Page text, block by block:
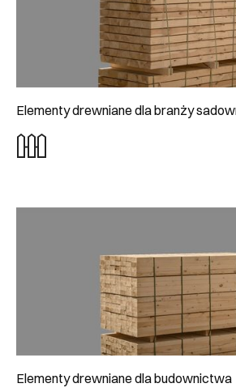
Elementy drewniane dla branży
Elementy drewniane dla budownictwa